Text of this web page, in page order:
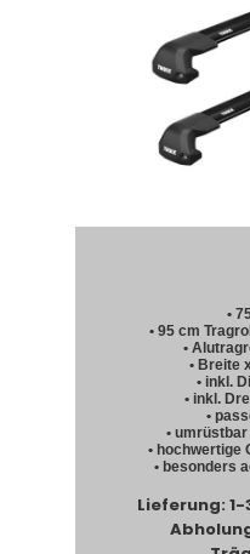
•
• 95 cm
•
• Breite
• inkl.
• inkl.
•
•
• hochwertige
• besonders
Lieferung: